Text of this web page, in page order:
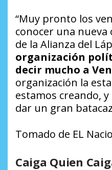
“Muy pronto los
conocer una
de la Alianza del
organización
decir mucho a
organización la
estamos creando,
dar un gran
Tomado de EL
Caiga Quien